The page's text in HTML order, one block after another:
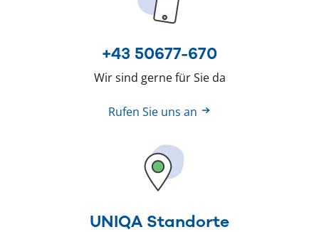
+43 50677-670
Wir sind gerne für Sie da
Rufen Sie uns an
UNIQA Standorte